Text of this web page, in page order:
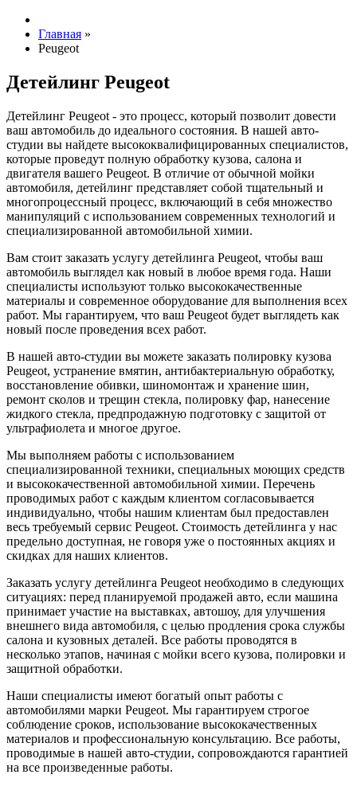
Главная »
Peugeot
Детейлинг Peugeot
Детейлинг Peugeot - это процесс, который позволит довести
ваш автомобиль до идеального состояния. В нашей авто-
студии вы найдете высококвалифицированных специалистов,
которые проведут полную обработку кузова, салона и
двигателя вашего Peugeot. В отличие от обычной мойки
автомобиля, детейлинг представляет собой тщательный и
многопроцессный процесс, включающий в себя множество
манипуляций с использованием современных технологий и
специализированной автомобильной химии.
Вам стоит заказать услугу детейлинга Peugeot, чтобы ваш
автомобиль выглядел как новый в любое время года. Наши
специалисты используют только высококачественные
материалы и современное оборудование для выполнения всех
работ. Мы гарантируем, что ваш Peugeot будет выглядеть как
новый после проведения всех работ.
В нашей авто-студии вы можете заказать полировку кузова
Peugeot, устранение вмятин, антибактериальную обработку,
восстановление обивки, шиномонтаж и хранение шин,
ремонт сколов и трещин стекла, полировку фар, нанесение
жидкого стекла, предпродажную подготовку с защитой от
ультрафиолета и многое другое.
Мы выполняем работы с использованием
специализированной техники, специальных моющих средств
и высококачественной автомобильной химии. Перечень
проводимых работ с каждым клиентом согласовывается
индивидуально, чтобы нашим клиентам был предоставлен
весь требуемый сервис Peugeot. Стоимость детейлинга у нас
предельно доступная, не говоря уже о постоянных акциях и
скидках для наших клиентов.
Заказать услугу детейлинга Peugeot необходимо в следующих
ситуациях: перед планируемой продажей авто, если машина
принимает участие на выставках, автошоу, для улучшения
внешнего вида автомобиля, с целью продления срока службы
салона и кузовных деталей. Все работы проводятся в
несколько этапов, начиная с мойки всего кузова, полировки и
защитной обработки.
Наши специалисты имеют богатый опыт работы с
автомобилями марки Peugeot. Мы гарантируем строгое
соблюдение сроков, использование высококачественных
материалов и профессиональную консультацию. Все работы,
проводимые в нашей авто-студии, сопровождаются гарантией
на все произведенные работы.